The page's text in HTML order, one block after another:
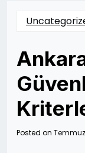
Posted on